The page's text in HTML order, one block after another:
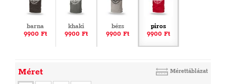
barna
9900 Ft
khaki
9900 Ft
bézs
9900 Ft
piros
9900 Ft
Méret Mérettáblázat